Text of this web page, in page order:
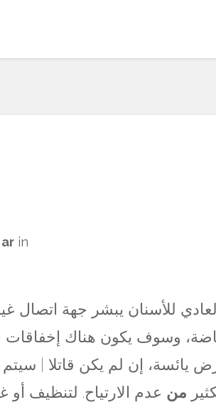
ar in
للأسنان يبشر جهة اتصال
وسوف يكون هناك إخفاقات
يائسة، إن لم يكن قاتلا | سيتم
من عدم الارتياح. لتنظيف